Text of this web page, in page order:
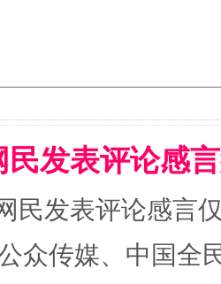
民发表评论感
民发表评论感言
众传媒、中国全